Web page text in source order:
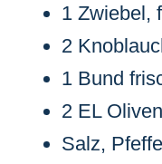
1 Zwiebel,
2
1 Bund
2 EL
Salz,